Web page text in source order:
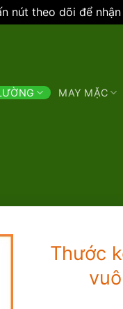
nút theo dõi để
MAY MẶC
Thước